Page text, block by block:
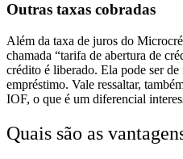
Outras taxas cobradas
Além da taxa de juros do
chamada “tarifa de abertura de
crédito é liberado. Ela pode ser
empréstimo. Vale ressaltar,
IOF, o que é um diferencial
Quais são as